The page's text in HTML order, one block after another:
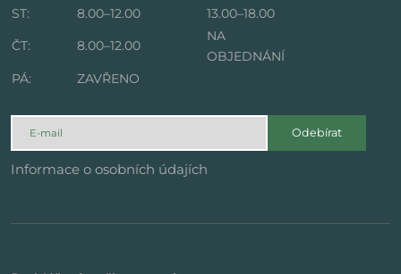
ST:
8.00–12.00
13.00–18.00
ČT:
8.00–12.00
NA
OBJEDNÁNÍ
PÁ:
ZAVŘENO
Odebírat
Informace o osobních údajích